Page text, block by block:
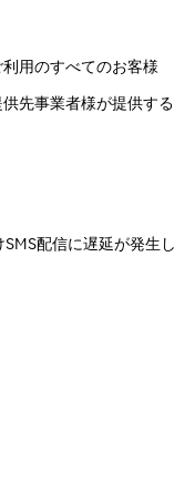
用のすべてのお客様
先事業者様が提供する
配信に遅延が発生し